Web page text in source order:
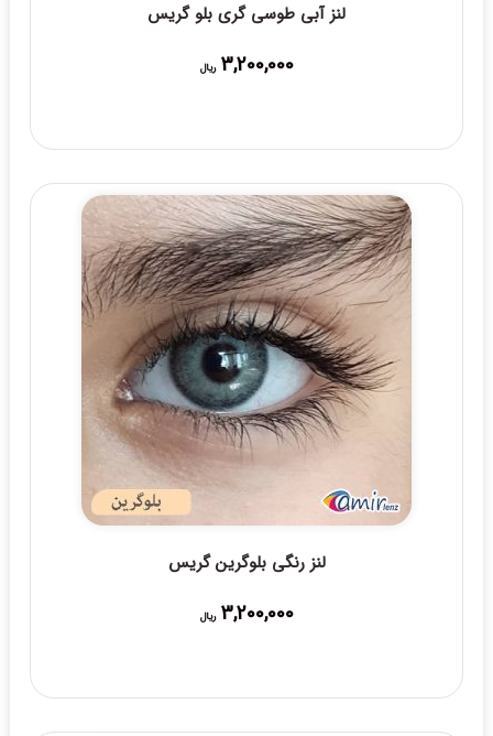
لنز آبی طوسی گری بلو گریس
3,200,000 ریال
لنز رنگی بلوگرین گریس
3,200,000 ریال